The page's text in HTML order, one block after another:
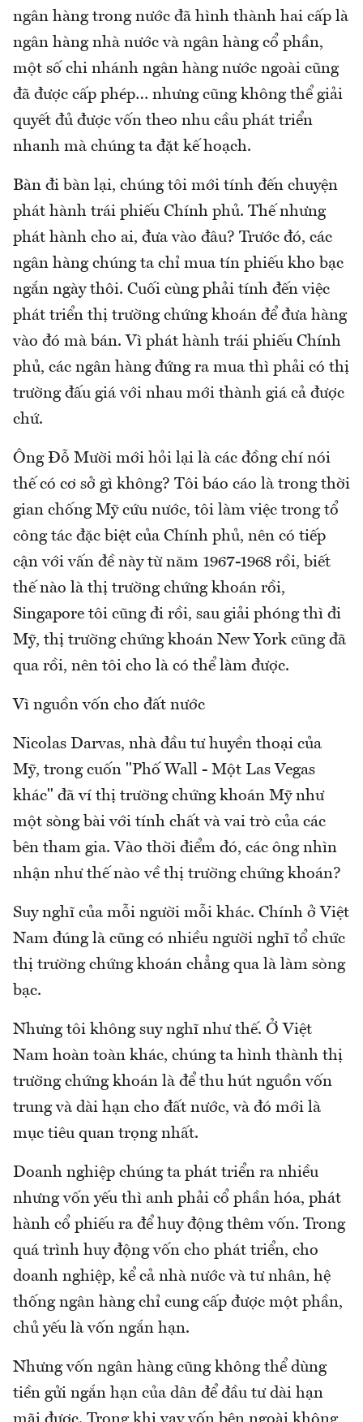
ngân hàng trong nước đã hình thành hai cấp là
ngân hàng nhà nước và ngân hàng cổ phần,
một số chi nhánh ngân hàng nước ngoài cũng
đã được cấp phép… nhưng cũng không thể giải
quyết đủ được vốn theo nhu cầu phát triển
nhanh mà chúng ta đặt kế hoạch.
Bàn đi bàn lại, chúng tôi mới tính đến chuyện
phát hành trái phiếu Chính phủ. Thế nhưng
phát hành cho ai, đưa vào đâu? Trước đó, các
ngân hàng chúng ta chỉ mua tín phiếu kho bạc
ngắn ngày thôi. Cuối cùng phải tính đến việc
phát triển thị trường chứng khoán để đưa hàng
vào đó mà bán. Vì phát hành trái phiếu Chính
phủ, các ngân hàng đứng ra mua thì phải có thị
trường đấu giá với nhau mới thành giá cả được
chứ.
Ông Đỗ Mười mới hỏi lại là các đồng chí nói
thế có cơ sở gì không? Tôi báo cáo là trong thời
gian chống Mỹ cứu nước, tôi làm việc trong tổ
công tác đặc biệt của Chính phủ, nên có tiếp
cận với vấn đề này từ năm 1967-1968 rồi, biết
thế nào là thị trường chứng khoán rồi,
Singapore tôi cũng đi rồi, sau giải phóng thì đi
Mỹ, thị trường chứng khoán New York cũng đã
qua rồi, nên tôi cho là có thể làm được.
Vì nguồn vốn cho đất nước
Nicolas Darvas, nhà đầu tư huyền thoại của
Mỹ, trong cuốn "Phố Wall - Một Las Vegas
khác" đã ví thị trường chứng khoán Mỹ như
một sòng bài với tính chất và vai trò của các
bên tham gia. Vào thời điểm đó, các ông nhìn
nhận như thế nào về thị trường chứng khoán?
Suy nghĩ của mỗi người mỗi khác. Chính ở Việt
Nam đúng là cũng có nhiều người nghĩ tổ chức
thị trường chứng khoán chẳng qua là làm sòng
bạc.
Nhưng tôi không suy nghĩ như thế. Ở Việt
Nam hoàn toàn khác, chúng ta hình thành thị
trường chứng khoán là để thu hút nguồn vốn
trung và dài hạn cho đất nước, và đó mới là
mục tiêu quan trọng nhất.
Doanh nghiệp chúng ta phát triển ra nhiều
nhưng vốn yếu thì anh phải cổ phần hóa, phát
hành cổ phiếu ra để huy động thêm vốn. Trong
quá trình huy động vốn cho phát triển, cho
doanh nghiệp, kể cả nhà nước và tư nhân, hệ
thống ngân hàng chỉ cung cấp được một phần,
chủ yếu là vốn ngắn hạn.
Nhưng vốn ngân hàng cũng không thể dùng
tiền gửi ngắn hạn của dân để đầu tư dài hạn